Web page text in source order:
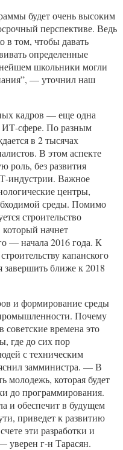
будет очень высоким
перспективе. Ведь
в том, чтобы давать
определенные
школьники могли
— уточнил наш
кадров — еще одна
ИТ-сфере. По разным
в 2 тысячах
В этом аспекте
роль, без развития
индустрии. Важное
центры,
среды. Помимо
строительство
который начнет
— начала 2016 года. К
капанского
завершить ближе к 2018
и формирование среды
Почему
времена это
где до сих пор
с техническим
замминистра. — В
молодежь, которая будет
до программирования.
и обеспечит в будущем
приведет к развитию
эти разработки и
уверен г-н Тарасян.